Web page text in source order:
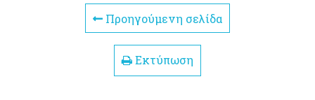
Προηγούμενη σελίδα
Εκτύπωση